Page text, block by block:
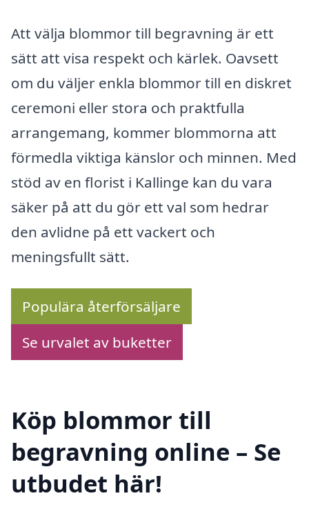
Att välja blommor till begravning är ett
sätt att visa respekt och kärlek. Oavsett
om du väljer enkla blommor till en diskret
ceremoni eller stora och praktfulla
arrangemang, kommer blommorna att
förmedla viktiga känslor och minnen. Med
stöd av en florist i Kallinge kan du vara
säker på att du gör ett val som hedrar
den avlidne på ett vackert och
meningsfullt sätt.
Populära återförsäljare
Se urvalet av buketter
Köp blommor till
begravning online – Se
utbudet här!